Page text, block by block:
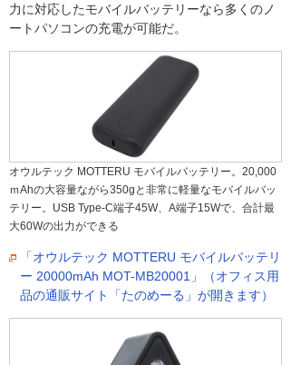
力に対応したモバイルバッテリーなら多くのノ
ートパソコンの充電が可能だ。
オウルテック MOTTERU モバイルバッテリー。20,000
ｍAhの大容量ながら350gと非常に軽量なモバイルバッ
テリー。USB Type-C端子45W、A端子15Wで、合計最
大60Wの出力ができる
「オウルテック MOTTERU モバイルバッテリ
ー 20000mAh MOT-MB20001」（オフィス用
品の通販サイト「たのめーる」が開きます）